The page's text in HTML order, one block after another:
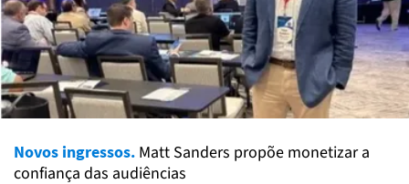
Novos ingressos. Matt Sanders propõe monetizar a
confiança das audiências